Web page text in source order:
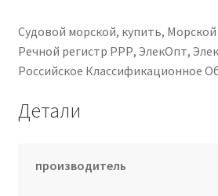
Судовой морской, купить,
Речной регистр РРР, ЭлекОпт,
Российское Классификационное
Детали
производитель